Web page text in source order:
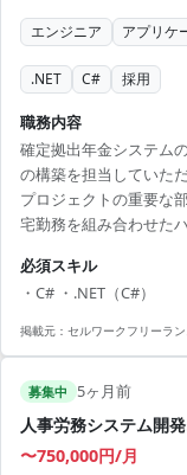
エンジニア アプリケ
.NET C# 採用
職務内容
確定拠出年金システム
の構築を担当していた
プロジェクトの重要な
宅勤務を組み合わせた
ます。 ■ 業務内容 ・フ
WEBアプリケーション
ュメント作成 ・プロジ
必須スキル
・C# ・.NET（C#）
掲載元： セルワークフリーラ
募集中 5ヶ月前
人事労務システム開
〜750,000円/月